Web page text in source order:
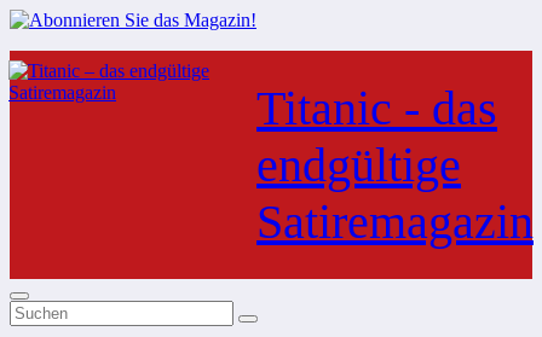
Zum
Inhalt
springen
Titanic - das
endgültige
Satiremagazin